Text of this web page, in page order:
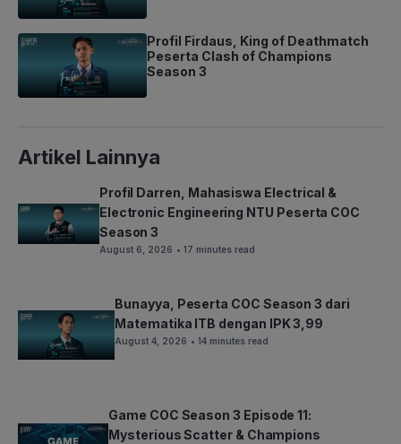
Profil Firdaus, King of Deathmatch
Peserta Clash of Champions
Season 3
Artikel Lainnya
Profil Darren, Mahasiswa Electrical &
Electronic Engineering NTU Peserta COC
Season 3
August 6, 2026 • 17 minutes read
Bunayya, Peserta COC Season 3 dari
Matematika ITB dengan IPK 3,99
August 4, 2026 • 14 minutes read
Game COC Season 3 Episode 11:
Mysterious Scatter & Champions